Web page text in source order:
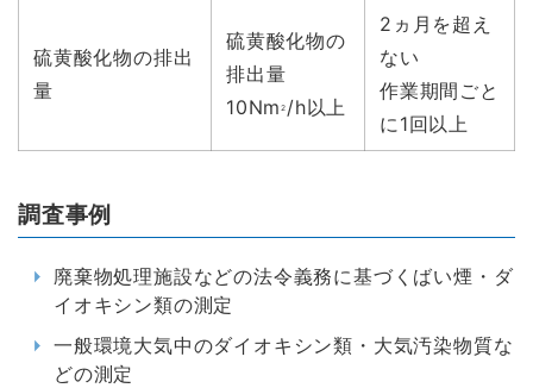
硫黄酸化物の排出
量
硫黄酸化物の
排出量
10Nm2 /h以上
2ヵ月を超え
ない
作業期間ごと
に1回以上
調査事例
廃棄物処理施設などの法令義務に基づくばい煙・ダ
イオキシン類の測定
一般環境大気中のダイオキシン類・大気汚染物質な
どの測定